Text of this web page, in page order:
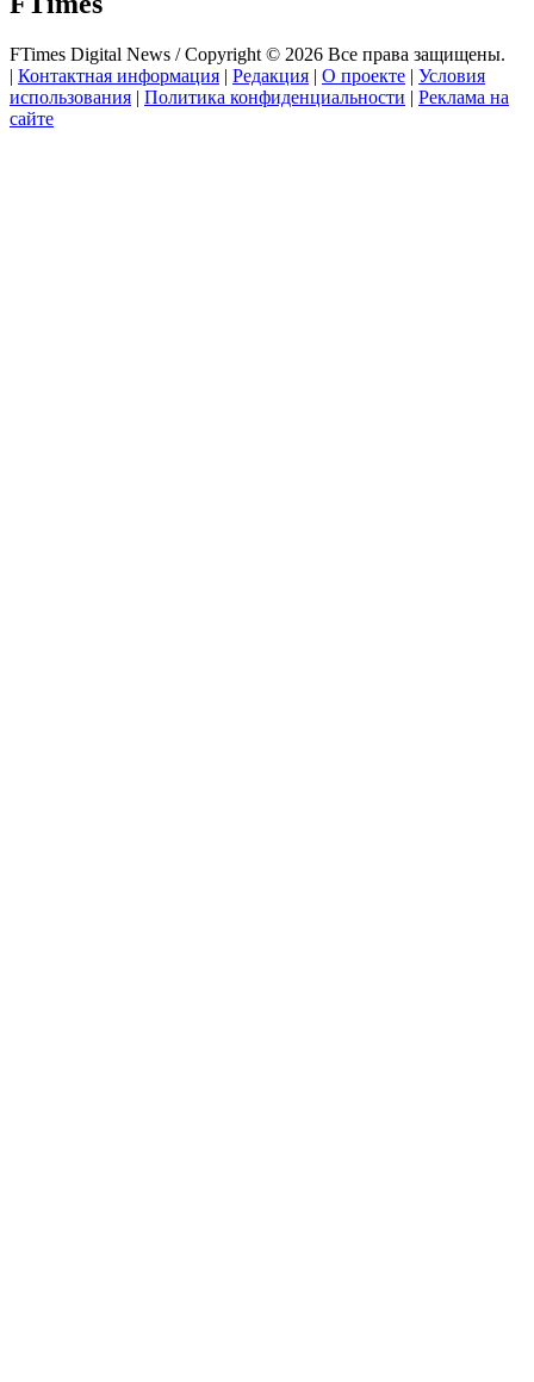
FTimes Digital News / Copyright © 2026 Все права защищены.
| Контактная информация | Редакция | О проекте | Условия
использования | Политика конфиденциальности | Реклама на
сайте